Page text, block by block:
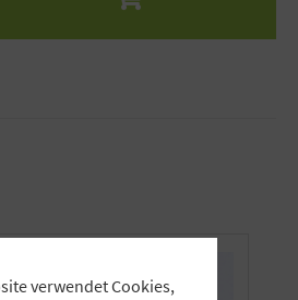
verwendet Cookies,